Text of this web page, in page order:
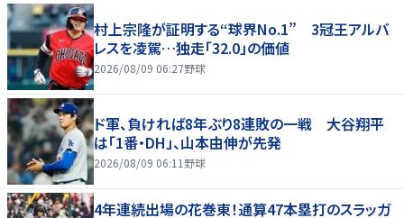
村上宗隆が証明する“球界No.1” 3冠王アルバ
レスを凌駕…独走「32.0」の価値
2026/08/09 06:27野球
ド軍、負ければ8年ぶり8連敗の一戦 大谷翔平
は「1番・DH」、山本由伸が先発
2026/08/09 06:11野球
4年連続出場の花巻東！通算47本塁打のスラッガ